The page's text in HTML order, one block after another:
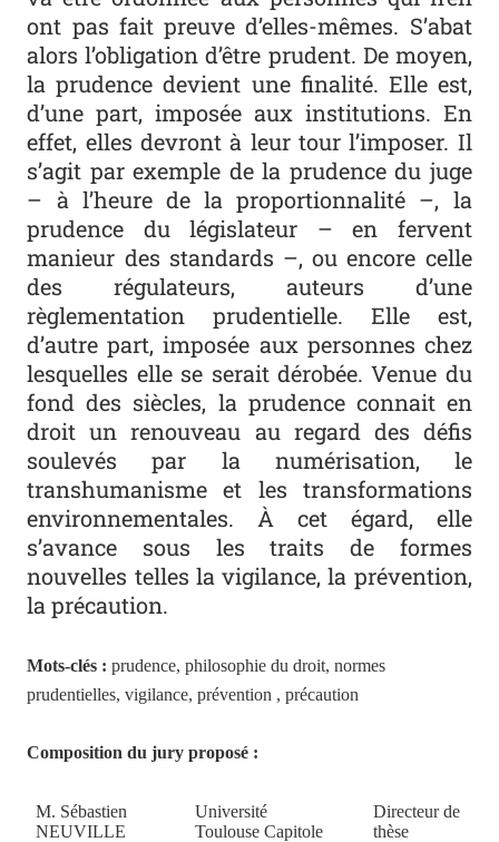
ont pas fait preuve d’elles-mêmes. S’abat
alors l’obligation d’être prudent. De moyen,
la prudence devient une finalité. Elle est,
d’une part, imposée aux institutions. En
effet, elles devront à leur tour l’imposer. Il
s’agit par exemple de la prudence du juge
– à l’heure de la proportionnalité –, la
prudence du législateur – en fervent
manieur des standards –, ou encore celle
des régulateurs, auteurs d’une
règlementation prudentielle. Elle est,
d’autre part, imposée aux personnes chez
lesquelles elle se serait dérobée. Venue du
fond des siècles, la prudence connait en
droit un renouveau au regard des défis
soulevés par la numérisation, le
transhumanisme et les transformations
environnementales. À cet égard, elle
s’avance sous les traits de formes
nouvelles telles la vigilance, la prévention,
la précaution.
Mots-clés :prudence, philosophie du droit, normes
prudentielles, vigilance, prévention , précaution
Composition du jury proposé :
M. Sébastien
NEUVILLE
Université
Toulouse Capitole
Directeur de
thèse